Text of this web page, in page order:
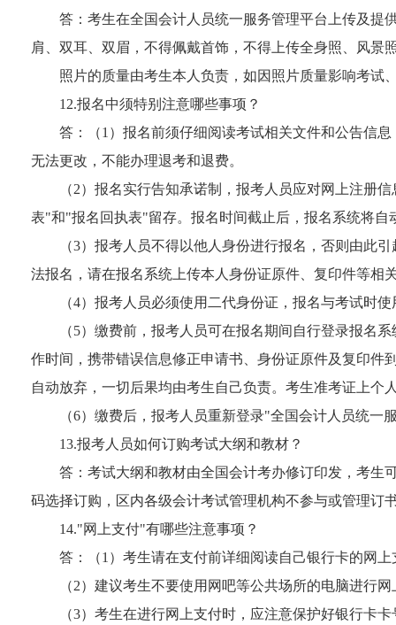
答：考生在全国会计人员统一服务管理平台上传及提
肩、双耳、双眉，不得佩戴首饰，不得上传全身照、风
照片的质量由考生本人负责，如因照片质量影响考试
12.报名中须特别注意哪些事项？
答：（1）报名前须仔细阅读考试相关文件和公告信
无法更改，不能办理退考和退费。
（2）报名实行告知承诺制，报考人员应对网上注册
表"和"报名回执表"留存。报名时间截止后，报名系统将自
（3）报考人员不得以他人身份进行报名，否则由此
法报名，请在报名系统上传本人身份证原件、复印件等相
（4）报考人员必须使用二代身份证，报名与考试时
（5）缴费前，报考人员可在报名期间自行登录报名
作时间，携带错误信息修正申请书、身份证原件及复印件
自动放弃，一切后果均由考生自己负责。考生准考证上个
（6）缴费后，报考人员重新登录"全国会计人员统
13.报考人员如何订购考试大纲和教材？
答：考试大纲和教材由全国会计考办修订印发，考
码选择订购，区内各级会计考试管理机构不参与或管理订
14."网上支付"有哪些注意事项？
答：（1）考生请在支付前详细阅读自己银行卡的网
（2）建议考生不要使用网吧等公共场所的电脑进行
（3）考生在进行网上支付时，应注意保护好银行卡